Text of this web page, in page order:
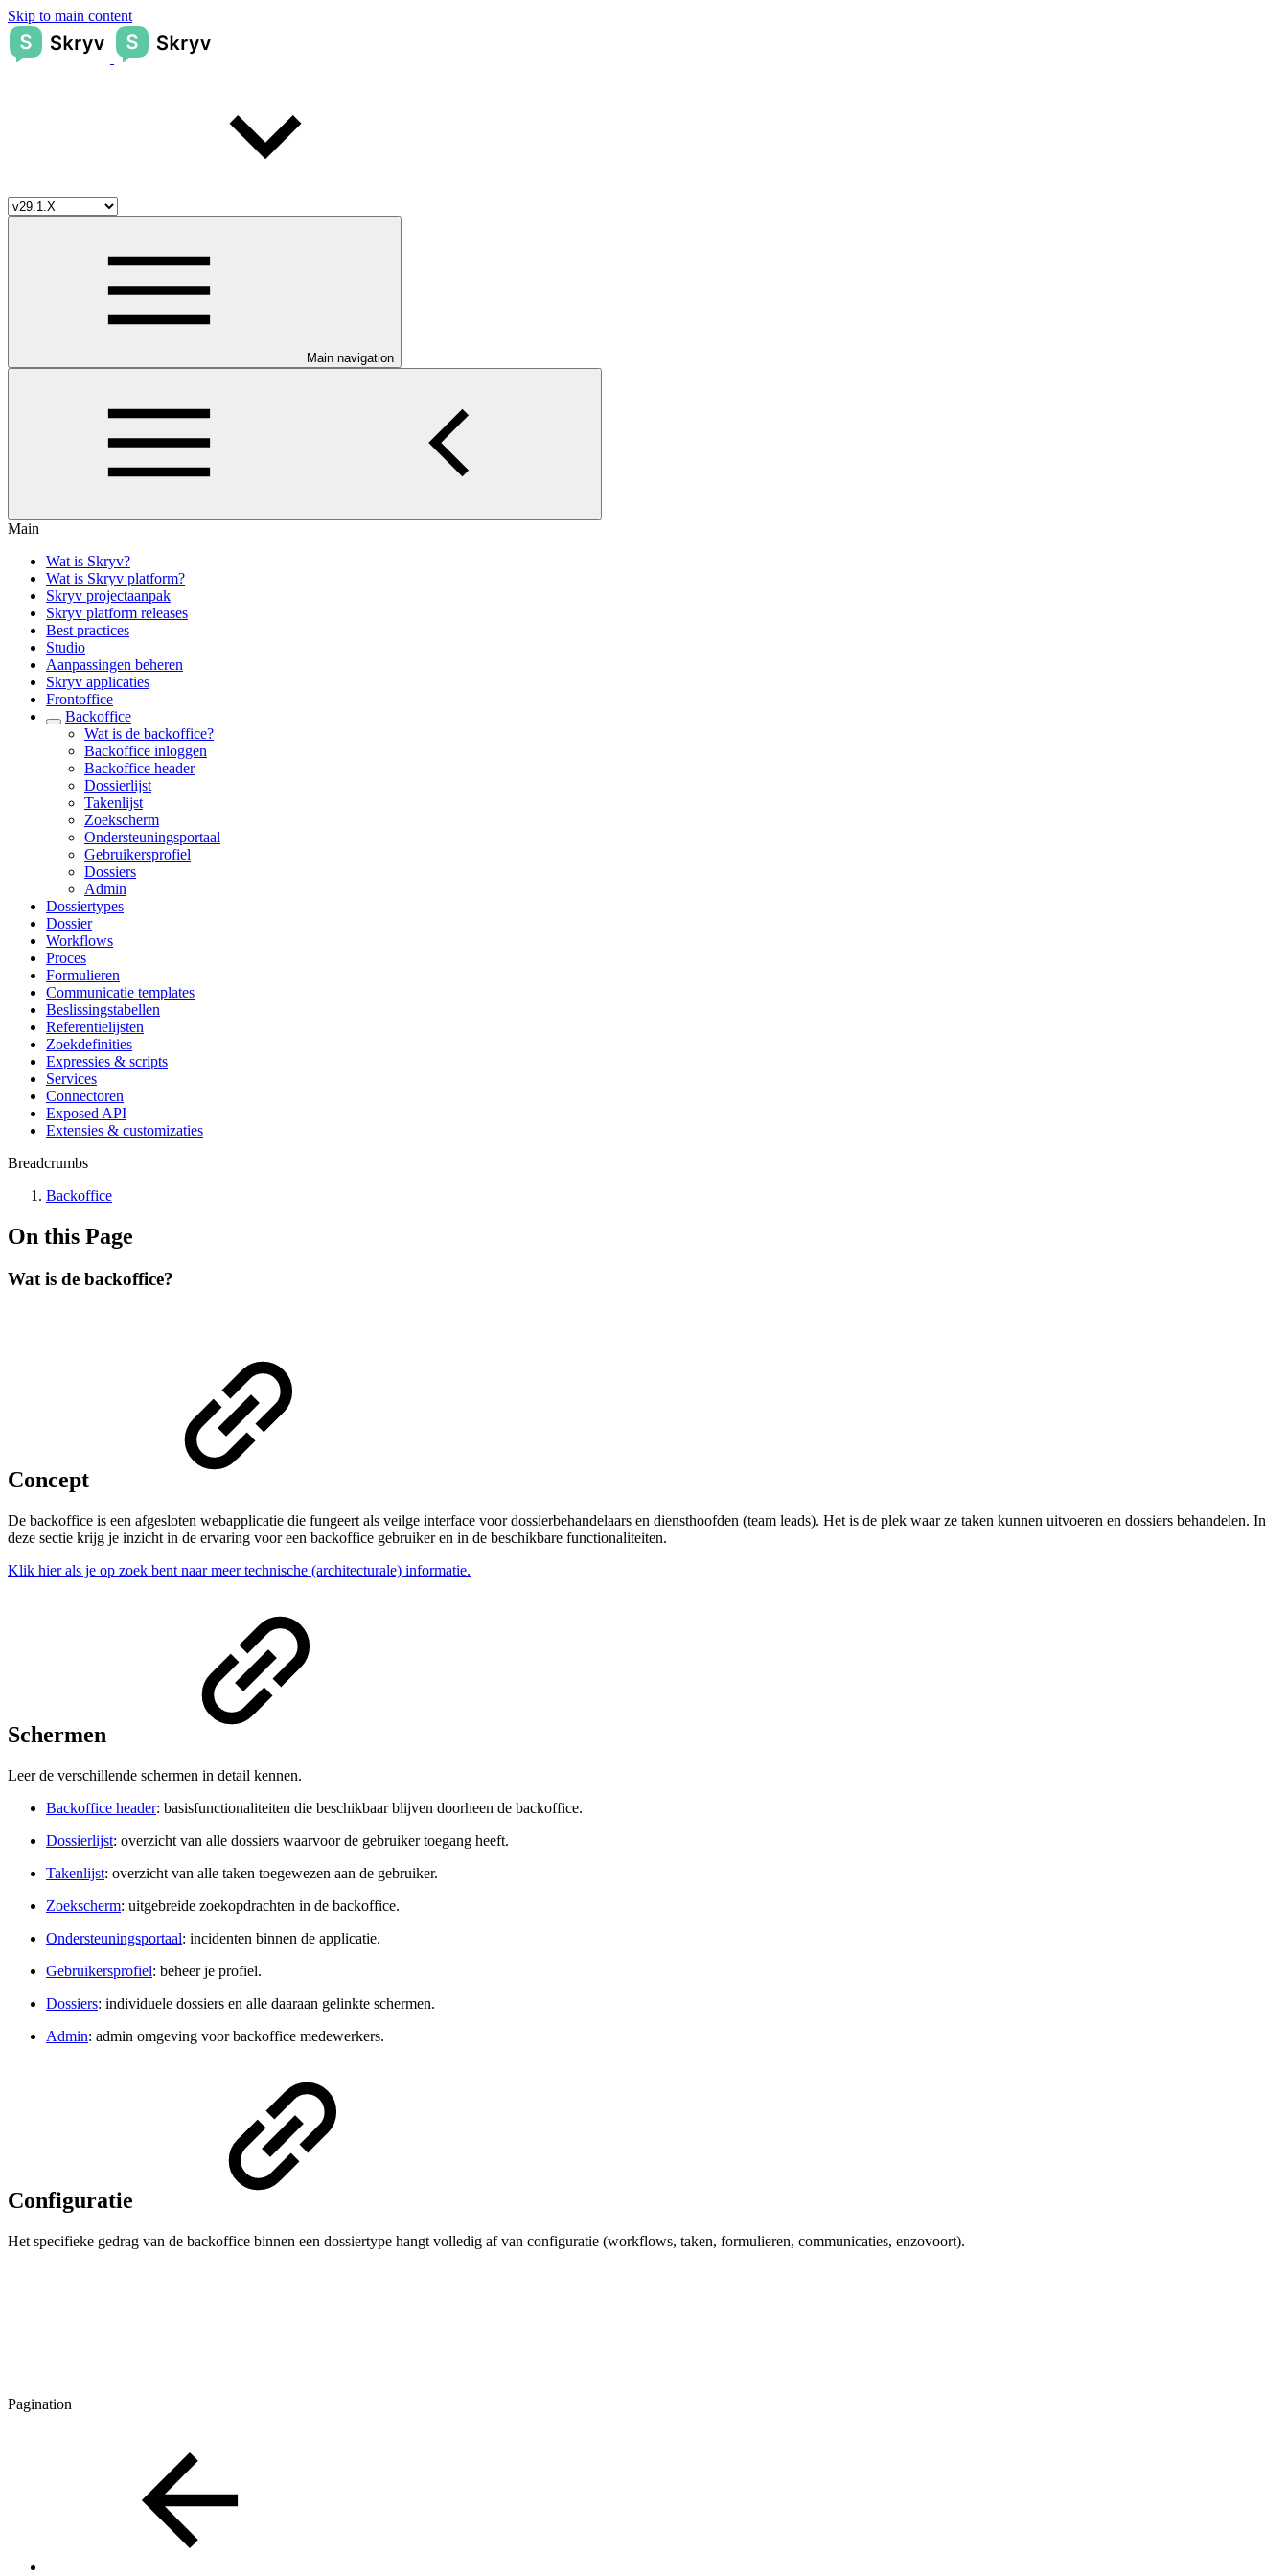
Skip to main content
Main navigation
Main
Wat is Skryv?
Wat is Skryv platform?
Skryv projectaanpak
Skryv platform releases
Best practices
Studio
Aanpassingen beheren
Skryv applicaties
Frontoffice
Backoffice
Wat is de backoffice?
Backoffice inloggen
Backoffice header
Dossierlijst
Takenlijst
Zoekscherm
Ondersteuningsportaal
Gebruikersprofiel
Dossiers
Admin
Dossiertypes
Dossier
Workflows
Proces
Formulieren
Communicatie templates
Beslissingstabellen
Referentielijsten
Zoekdefinities
Expressies & scripts
Services
Connectoren
Exposed API
Extensies & customizaties
Breadcrumbs
Backoffice
On this Page
Wat is de backoffice?
Concept
De backoffice is een afgesloten webapplicatie die fungeert als veilge interface voor dossierbehandelaars en diensthoofden (team leads). Het is de plek waar ze taken kunnen uitvoeren en dossiers behandelen. In
deze sectie krijg je inzicht in de ervaring voor een backoffice gebruiker en in de beschikbare functionaliteiten.
Klik hier als je op zoek bent naar meer technische (architecturale) informatie.
Schermen
Leer de verschillende schermen in detail kennen.
Backoffice header: basisfunctionaliteiten die beschikbaar blijven doorheen de backoffice.
Dossierlijst: overzicht van alle dossiers waarvoor de gebruiker toegang heeft.
Takenlijst: overzicht van alle taken toegewezen aan de gebruiker.
Zoekscherm: uitgebreide zoekopdrachten in de backoffice.
Ondersteuningsportaal: incidenten binnen de applicatie.
Gebruikersprofiel: beheer je profiel.
Dossiers: individuele dossiers en alle daaraan gelinkte schermen.
Admin: admin omgeving voor backoffice medewerkers.
Configuratie
Het specifieke gedrag van de backoffice binnen een dossiertype hangt volledig af van configuratie (workflows, taken, formulieren, communicaties, enzovoort).
Pagination